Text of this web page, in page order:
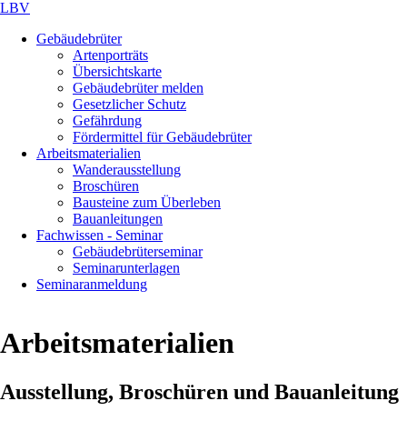
LBV
überspringenGebäudebrüter
Artenporträts
Übersichtskarte
Gebäudebrüter melden
Gesetzlicher Schutz
Gefährdung
Fördermittel für Gebäudebrüter
Arbeitsmaterialien
Wanderausstellung
Broschüren
Bausteine zum Überleben
Bauanleitungen
Fachwissen - Seminar
Gebäudebrüterseminar
Seminarunterlagen
Seminaranmeldung
Arbeitsmaterialien
Ausstellung, Broschüren und Bauanleitung